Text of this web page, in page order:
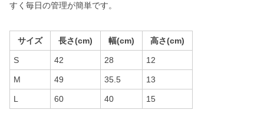
すく毎日の管理が簡単です。
サイズ 長さ(cm) 幅(cm) 高さ(cm)
S 42 28 12
M 49 35.5 13
L 60 40 15